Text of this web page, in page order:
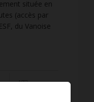
située en
(accès par
du Vanoise